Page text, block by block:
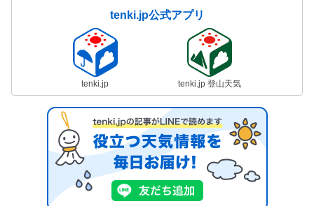
tenki.jp公式アプリ
tenki.jp tenki.jp 登山天気